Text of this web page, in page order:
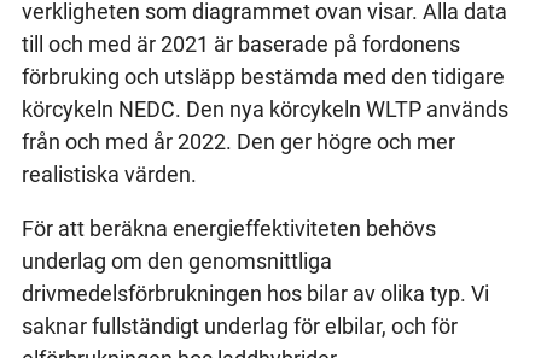
verkligheten som diagrammet ovan visar. Alla data
till och med är 2021 är baserade på fordonens
förbruking och utsläpp bestämda med den tidigare
körcykeln NEDC. Den nya körcykeln WLTP används
från och med år 2022. Den ger högre och mer
realistiska värden.
För att beräkna energieffektiviteten behövs
underlag om den genomsnittliga
drivmedelsförbrukningen hos bilar av olika typ. Vi
saknar fullständigt underlag för elbilar, och för